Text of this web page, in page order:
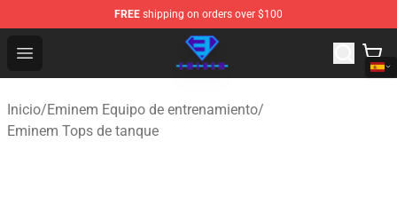
FREE shipping on orders over $100
Open menu
Eminem Store - Official Eminem Merchandise Shop
Inicio/Eminem Equipo de entrenamiento/
Eminem Tops de tanque